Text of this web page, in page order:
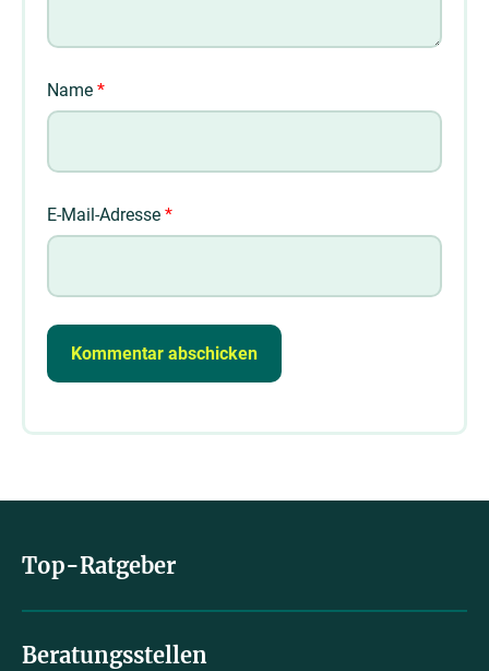
Name *
E-Mail-Adresse *
Top-Ratgeber
Beratungsstellen